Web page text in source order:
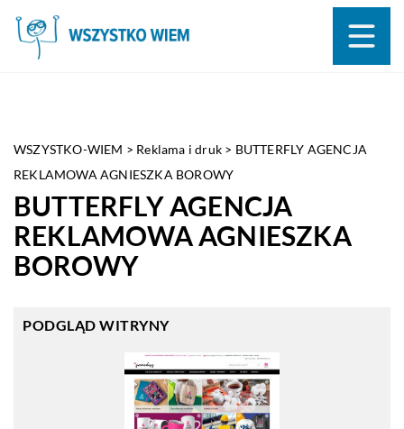
WSZYSTKO-WIEM > Reklama i druk > BUTTERFLY AGENCJA
REKLAMOWA AGNIESZKA BOROWY
BUTTERFLY AGENCJA
REKLAMOWA AGNIESZKA
BOROWY
PODGLĄD WITRYNY